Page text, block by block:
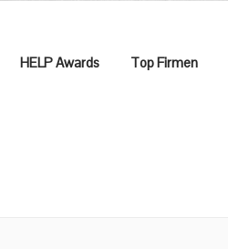
HELP Awards Top Firmen